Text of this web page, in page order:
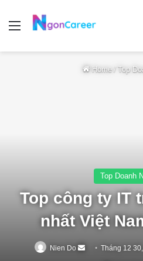
Menu
Home / Top
Top Doanh
Top công ty IT
nhất Việt
Nien Do
SendTháng 12